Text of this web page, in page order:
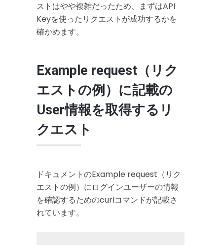
ストはやや複雑だったため、まずはAPI
Keyを使ったリクエストが成功するかを
確かめます。
Example request（リク
エストの例）に記載の
User情報を取得するリ
クエスト
ドキュメントのExample request（リク
エストの例）にログインユーザーの情報
を確認するためのcurlコマンドが記載さ
れています。